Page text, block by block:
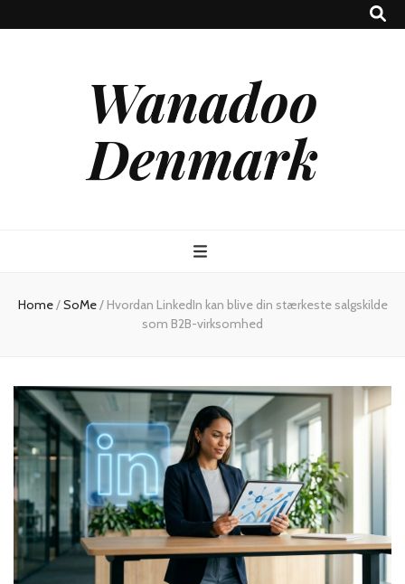
Wanadoo
Denmark
Home/SoMe/ Hvordan LinkedIn kan blive din stærkeste salgskilde
som B2B-virksomhed